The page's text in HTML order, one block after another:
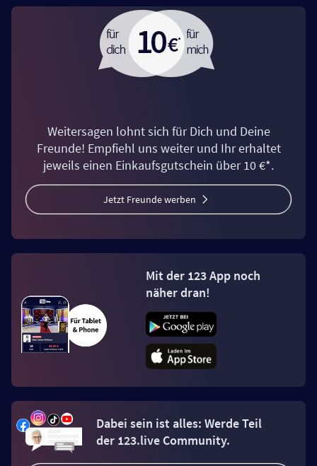
Weitersagen lohnt sich für Dich und Deine
Freunde! Empfiehl uns weiter und Ihr erhaltet
jeweils einen Einkaufsgutschein über 10 €*.
Jetzt Freunde werben
Mit der 123 App noch
näher dran!
Dabei sein ist alles: Werde Teil
der 123.live Community.